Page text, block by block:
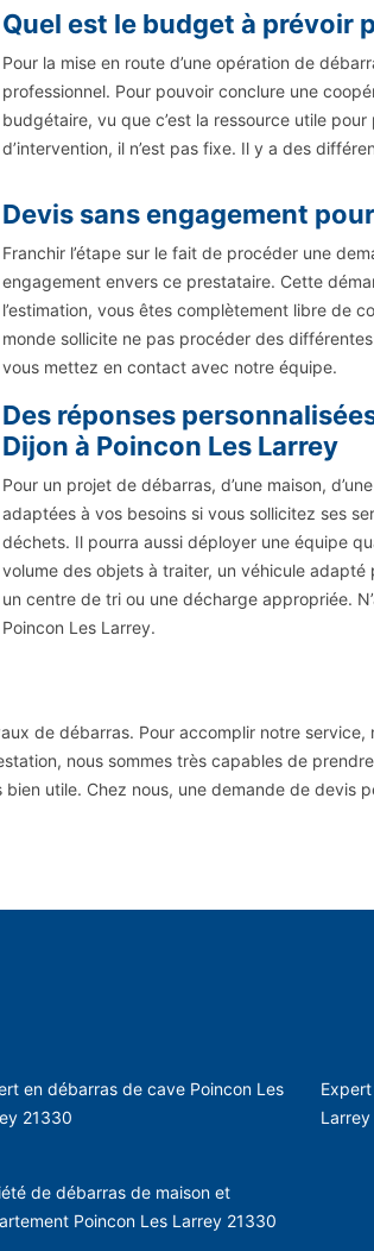
Quel est le budget à prévoir
Pour la mise en route d’une opération de
professionnel. Pour pouvoir conclure une
budgétaire, vu que c’est la ressource utile
d’intervention, il n’est pas fixe. Il y a des
Devis sans engagement
Franchir l’étape sur le fait de procéder une
engagement envers ce prestataire. Cette
l’estimation, vous êtes complètement libre de
monde sollicite ne pas procéder des
vous mettez en contact avec notre équipe.
Des réponses
Dijon à Poincon Les Larrey
Pour un projet de débarras, d’une maison,
adaptées à vos besoins si vous sollicitez ses
déchets. Il pourra aussi déployer une équipe
volume des objets à traiter, un véhicule
un centre de tri ou une décharge appropriée.
Poincon Les Larrey.
de débarras. Pour accomplir notre
nous sommes très capables de
utile. Chez nous, une demande de
en débarras de cave Poincon Les
21330
de débarras de maison et
Poincon Les Larrey 21330